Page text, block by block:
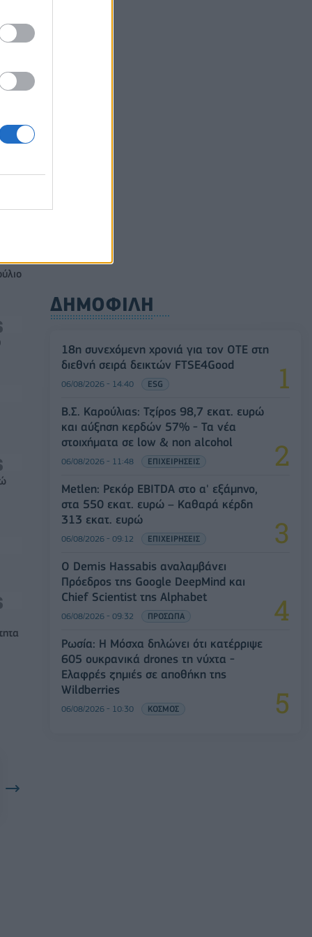
ΔΗΜΟΦΙΛΗ
18η συνεχόμενη χρονιά για τον ΟΤΕ στη
διεθνή σειρά δεικτών FTSE4Good
06/08/2026 - 14:40 ESG
Β.Σ. Καρούλιας: Τζίρος 98,7 εκατ. ευρώ
και αύξηση κερδών 57% - Τα νέα
στοιχήματα σε low & non alcohol
06/08/2026 - 11:48 ΕΠΙΧΕΙΡΗΣΕΙΣ
Metlen: Ρεκόρ EBITDA στο α' εξάμηνο,
στα 550 εκατ. ευρώ – Καθαρά κέρδη
313 εκατ. ευρώ
06/08/2026 - 09:12 ΕΠΙΧΕΙΡΗΣΕΙΣ
Ο Demis Hassabis αναλαμβάνει
Πρόεδρος της Google DeepMind και
Chief Scientist της Alphabet
06/08/2026 - 09:32 ΠΡΟΣΩΠΑ
Ρωσία: Η Μόσχα δηλώνει ότι κατέρριψε
605 ουκρανικά drones τη νύχτα -
Ελαφρές ζημιές σε αποθήκη της
Wildberries
06/08/2026 - 10:30 ΚΟΣΜΟΣ